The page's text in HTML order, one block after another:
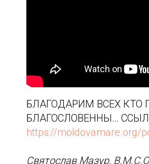
БЛАГОДАРИМ ВСЕХ КТО
БЛАГОСЛОВЕННЫ…
https://moldovamare.org/
Святослав Мазур,